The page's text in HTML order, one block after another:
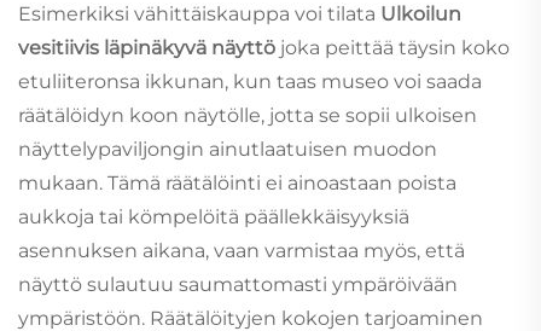
Esimerkiksi vähittäiskauppa voi tilata Ulkoilun
vesitiivis läpinäkyvä näyttö joka peittää täysin koko
etuliiteronsa ikkunan, kun taas museo voi saada
räätälöidyn koon näytölle, jotta se sopii ulkoisen
näyttelypaviljongin ainutlaatuisen muodon
mukaan. Tämä räätälöinti ei ainoastaan poista
aukkoja tai kömpelöitä päällekkäisyyksiä
asennuksen aikana, vaan varmistaa myös, että
näyttö sulautuu saumattomasti ympäröivään
ympäristöön. Räätälöityjen kokojen tarjoaminen